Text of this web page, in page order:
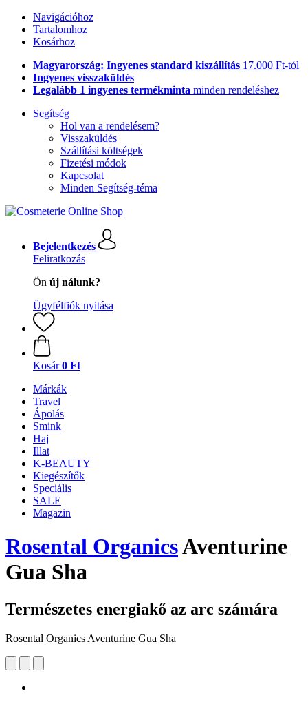
Navigációhoz
Tartalomhoz
Kosárhoz
Magyarország: Ingyenes standard kiszállítás 17.000 Ft-tól
Ingyenes visszaküldés
Legalább 1 ingyenes termékminta minden rendeléshez
Segítség
Hol van a rendelésem?
Visszaküldés
Szállítási költségek
Fizetési módok
Kapcsolat
Minden Segítség-téma
Bejelentkezés
Feliratkozás
Ön új nálunk?
Ügyfélfiók nyitása
Kosár 0 Ft
Márkák
Travel
Ápolás
Smink
Haj
Illat
K-BEAUTY
Kiegészítők
Speciális
SALE
Magazin
Rosental OrganicsAventurine
Gua Sha
Természetes energiakő az arc számára
Rosental Organics Aventurine Gua Sha